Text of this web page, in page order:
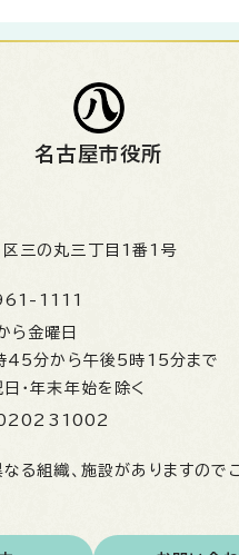
名古屋市役所
三の丸三丁目1番1号
1111
ら金曜日
45分から午後5時15分まで
日・年末年始を除く
る組織、施設がありますので